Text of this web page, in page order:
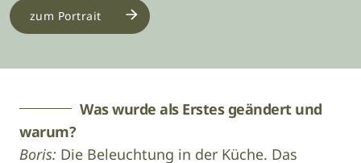
zum Portrait
Was wurde als Erstes geändert und
warum?
Boris: Die Beleuchtung in der Küche. Das